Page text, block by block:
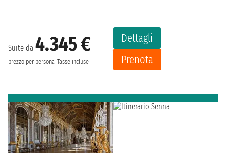
Suite da 4.345 €
prezzo per persona Tasse incluse
Dettagli
Prenota